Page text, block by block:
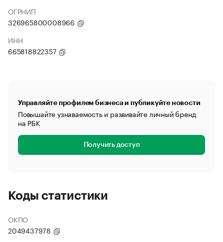
ОГРНИП
326965800008966
ИНН
665818822357
Управляйте профилем бизнеса и публикуйте новости
Повышайте узнаваемость и развивайте личный бренд
на РБК
Получить доступ
Коды статистики
ОКПО
2049437978